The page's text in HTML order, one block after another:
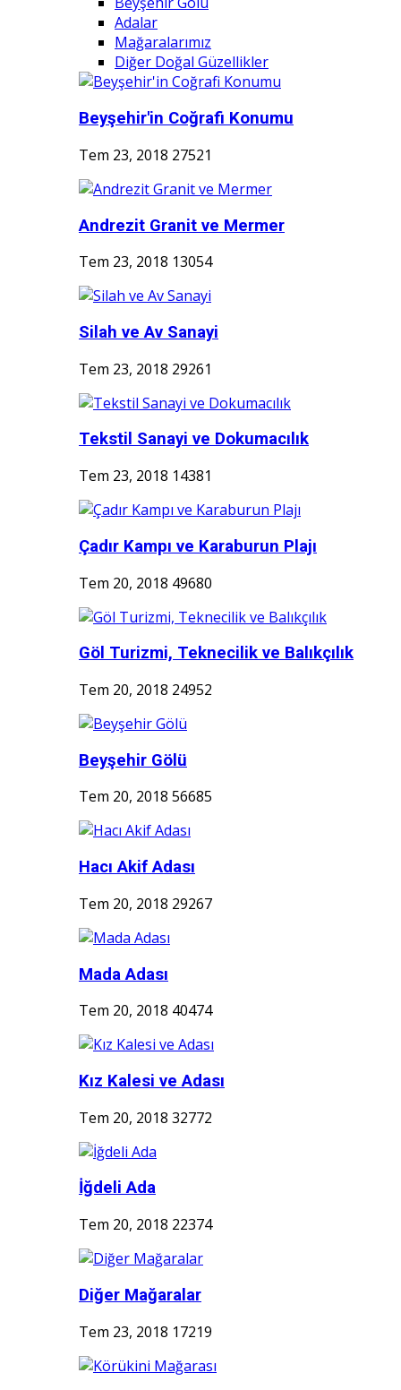
Adalar
Mağaralarımız
Diğer Doğal Güzellikler
Beyşehir'in Coğrafi Konumu
Tem 23, 2018 27521
Andrezit Granit ve Mermer
Tem 23, 2018 13054
Silah ve Av Sanayi
Tem 23, 2018 29261
Tekstil Sanayi ve Dokumacılık
Tem 23, 2018 14381
Çadır Kampı ve Karaburun Plajı
Tem 20, 2018 49680
Göl Turizmi, Teknecilik ve Balıkçılık
Tem 20, 2018 24952
Beyşehir Gölü
Tem 20, 2018 56685
Hacı Akif Adası
Tem 20, 2018 29267
Mada Adası
Tem 20, 2018 40474
Kız Kalesi ve Adası
Tem 20, 2018 32772
İğdeli Ada
Tem 20, 2018 22374
Diğer Mağaralar
Tem 23, 2018 17219